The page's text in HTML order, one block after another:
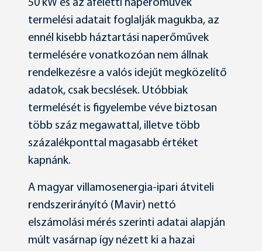
50 kW és az afeletti naperőművek
termelési adatait foglalják magukba, az
ennél kisebb háztartási naperőművek
termelésére vonatkozóan nem állnak
rendelkezésre a valós idejűt megközelítő
adatok, csak becslések. Utóbbiak
termelését is figyelembe véve biztosan
több száz megawattal, illetve több
százalékponttal magasabb értéket
kapnánk.
A magyar villamosenergia-ipari átviteli
rendszerirányító (Mavir) nettó
elszámolási mérés szerinti adatai alapján
múlt vasárnap így nézett ki a hazai